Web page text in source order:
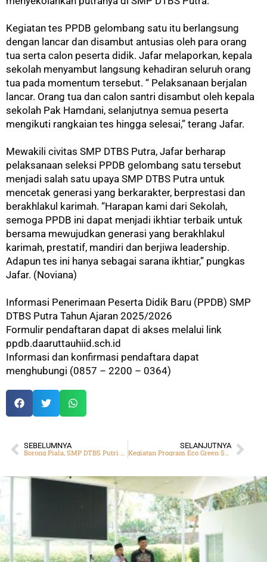
Kegiatan tes PPDB gelombang satu itu berlangsung
dengan lancar dan disambut antusias oleh para orang
tua serta calon peserta didik. Jafar melaporkan, kepala
sekolah menyambut langsung kehadiran seluruh orang
tua pada momentum tersebut. “ Pelaksanaan berjalan
lancar. Orang tua dan calon santri disambut oleh kepala
sekolah Pak Hamdani, selanjutnya semua peserta
mengikuti rangkaian tes hingga selesai,” terang Jafar.
Mewakili civitas SMP DTBS Putra, Jafar berharap
pelaksanaan seleksi PPDB gelombang satu tersebut
menjadi salah satu upaya SMP DTBS Putra untuk
mencetak generasi yang berkarakter, berprestasi dan
berakhlakul karimah. “Harapan kami dari Sekolah,
semoga PPDB ini dapat menjadi ikhtiar terbaik untuk
bersama mewujudkan generasi yang berakhlakul
karimah, prestatif, mandiri dan berjiwa leadership.
Adapun tes ini hanya sebagai sarana ikhtiar,” pungkas
Jafar. (Noviana)
Informasi Penerimaan Peserta Didik Baru (PPDB) SMP
DTBS Putra Tahun Ajaran 2025/2026
Formulir pendaftaran dapat di akses melalui link
ppdb.daaruttauhiid.sch.id
Informasi dan konfirmasi pendaftara dapat
menghubungi (0857 – 2200 – 0364)
SEBELUMNYA
Borong Piala, SMP DTBS Putri Tampil Unggul dalam Ajang LKB30 SCOUT Tingkat Jawa Barat
SELANJUTNYA
Kegiatan Program Eco Green SMP DTBS Putra